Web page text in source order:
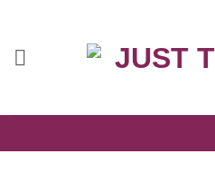
springen